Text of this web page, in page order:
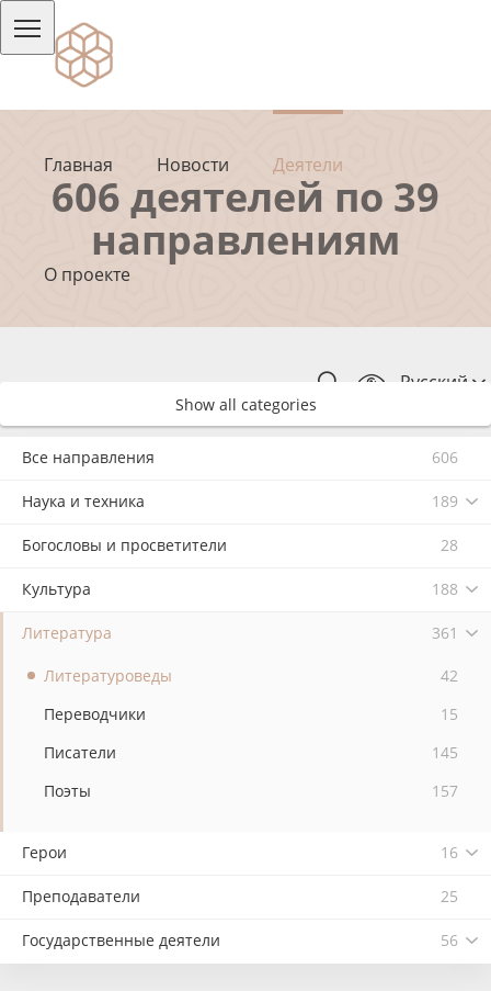
Главная Новости Деятели
О проекте
Русский
606 деятелей по 39
направлениям
Show all categories
Все направления 606
Наука и техника 189
Богословы и просветители 28
Культура 188
Литература 361
Литературоведы
42
Переводчики
15
Писатели
145
Поэты
157
Герои 16
Преподаватели 25
Государственные деятели 56